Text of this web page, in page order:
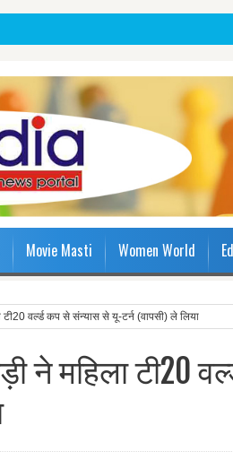
Movie Masti Women World
वर्ल्ड कप से संन्यास से यू-टर्न (वापसी) ले लिया
ने महिला टी20